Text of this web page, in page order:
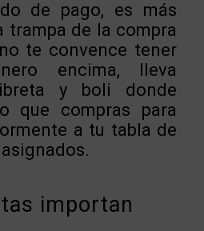
de pago, es más
de la compra
te convence tener
encima, lleva
y boli donde
que compras para
a tu tabla de
importan